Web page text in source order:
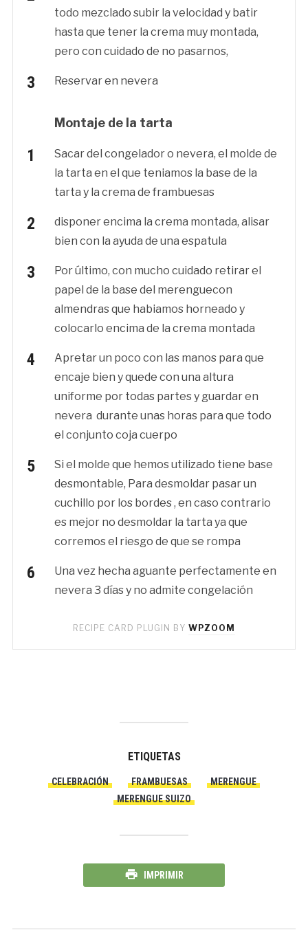
todo mezclado subir la velocidad y batir
hasta que tener la crema muy montada,
pero con cuidado de no pasarnos,
Reservar en nevera
Montaje de la tarta
Sacar del congelador o nevera, el molde de
la tarta en el que teniamos la base de la
tarta y la crema de frambuesas
disponer encima la crema montada, alisar
bien con la ayuda de una espatula
Por último, con mucho cuidado retirar el
papel de la base del merenguecon
almendras que habiamos horneado y
colocarlo encima de la crema montada
Apretar un poco con las manos para que
encaje bien y quede con una altura
uniforme por todas partes y guardar en
nevera durante unas horas para que todo
el conjunto coja cuerpo
Si el molde que hemos utilizado tiene base
desmontable, Para desmoldar pasar un
cuchillo por los bordes , en caso contrario
es mejor no desmoldar la tarta ya que
corremos el riesgo de que se rompa
Una vez hecha aguante perfectamente en
nevera 3 días y no admite congelación
RECIPE CARD PLUGIN BY WPZOOM
ETIQUETAS
CELEBRACIÓN FRAMBUESAS
MERENGUE
MERENGUE SUIZO
IMPRIMIR